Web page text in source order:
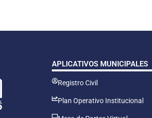
APLICATIVOS MUNICIPALES
Registro Civil
Plan Operativo Institucional